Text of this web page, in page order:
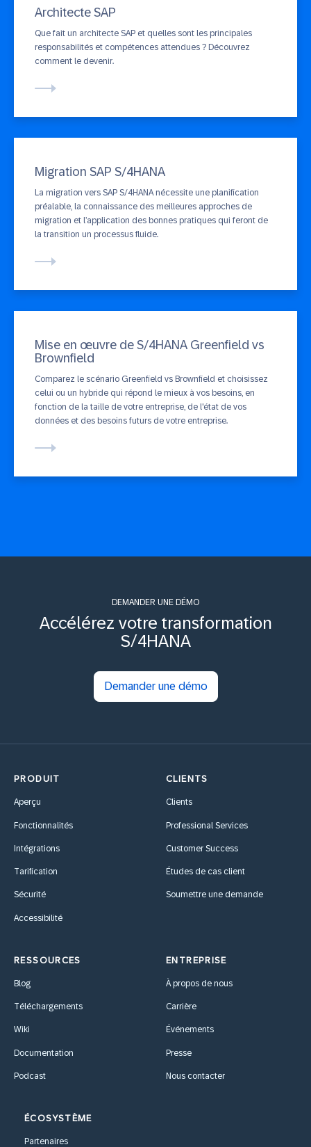
Architecte SAP
Que fait un architecte SAP et quelles sont les principales
responsabilités et compétences attendues ? Découvrez
comment le devenir.
Migration SAP S/4HANA
La migration vers SAP S/4HANA nécessite une planification
préalable, la connaissance des meilleures approches de
migration et l’application des bonnes pratiques qui feront de
la transition un processus fluide.
Mise en œuvre de S/4HANA Greenfield vs
Brownfield
Comparez le scénario Greenfield vs Brownfield et choisissez
celui ou un hybride qui répond le mieux à vos besoins, en
fonction de la taille de votre entreprise, de l'état de vos
données et des besoins futurs de votre entreprise.
DEMANDER UNE DÉMO
Accélérez votre transformation
S/4HANA
Demander une démo
PRODUIT
Aperçu
Fonctionnalités
Intégrations
Tarification
Sécurité
Accessibilité
CLIENTS
Clients
Professional Services
Customer Success
Études de cas client
Soumettre une demande
RESSOURCES
Blog
Téléchargements
Wiki
Documentation
Podcast
ENTREPRISE
À propos de nous
Carrière
Événements
Presse
Nous contacter
ÉCOSYSTÈME
Partenaires